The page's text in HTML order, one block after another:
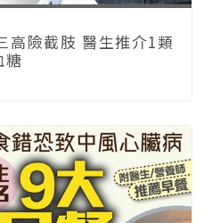
高險截肢 醫生推介1類
糖